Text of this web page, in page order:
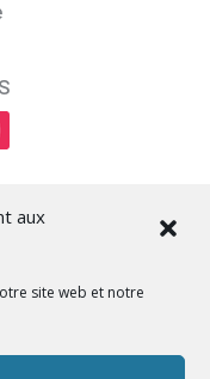
aux
site web et notre